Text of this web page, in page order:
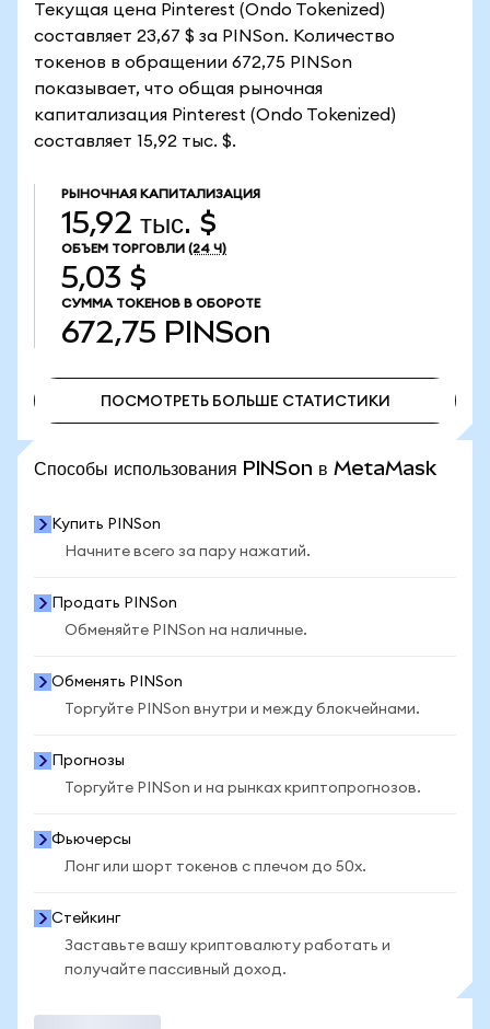
Текущая цена Pinterest (Ondo Tokenized)
составляет 23,67 $ за PINSon. Количество
токенов в обращении 672,75 PINSon
показывает, что общая рыночная
капитализация Pinterest (Ondo Tokenized)
составляет 15,92 тыс. $.
РЫНОЧНАЯ КАПИТАЛИЗАЦИЯ
15,92 тыс. $
ОБЪЕМ ТОРГОВЛИ (24 Ч)
5,03 $
СУММА ТОКЕНОВ В ОБОРОТЕ
672,75 PINSon
ПОСМОТРЕТЬ БОЛЬШЕ СТАТИСТИКИ
Способы использования PINSon в MetaMask
Купить PINSon
Начните всего за пару нажатий.
Продать PINSon
Обменяйте PINSon на наличные.
Обменять PINSon
Торгуйте PINSon внутри и между блокчейнами.
Прогнозы
Торгуйте PINSon и на рынках криптопрогнозов.
Фьючерсы
Лонг или шорт токенов с плечом до 50x.
Стейкинг
Заставьте вашу криптовалюту работать и
получайте пассивный доход.